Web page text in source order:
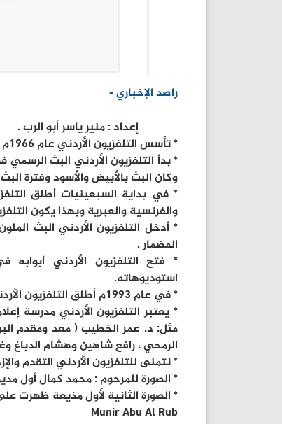
راصد الإخباري -
إعداد : منير ياسر أبو الرب .
* تأسس التلفزيون الأردني عام ١٩٦٦م على يد المرحوم محمد كمال والذي استلم إدارته حتى عام ١٩٨٤م .
وكان البث بالأبيض والأسود وفترة
* في بداية السبعينيات أطلق
والفرنسية والعبرية وبهذا يكون
المضمار .
* فتح التلفزيون الأردني أبوابه
استوديوهاته.
* في عام ١٩٩٣م أطلق التلفزيون الأردني القناة الفضائية الأردنية لتكون صوت الأردن إلى العالم كله .
* يعتبر التلفزيون الأردني مدرسة
مثل: د. عمر الخطيب ( معد ومقدم
الرمحي ، رافع شاهين وهشام الدباغ
* نتمنى للتلفزيون الأردني التقدم
* الصورة للمرحوم : محمد كمال أول مدير للتلفزيون الأردني (
* الصورة الثانية لأول مذيعة ظهرت
Munir Abu Al Rub